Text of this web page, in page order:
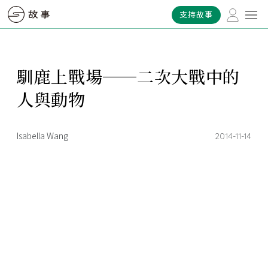
支持故事
馴鹿上戰場──二次大戰中的
人與動物
Isabella Wang 2014-11-14